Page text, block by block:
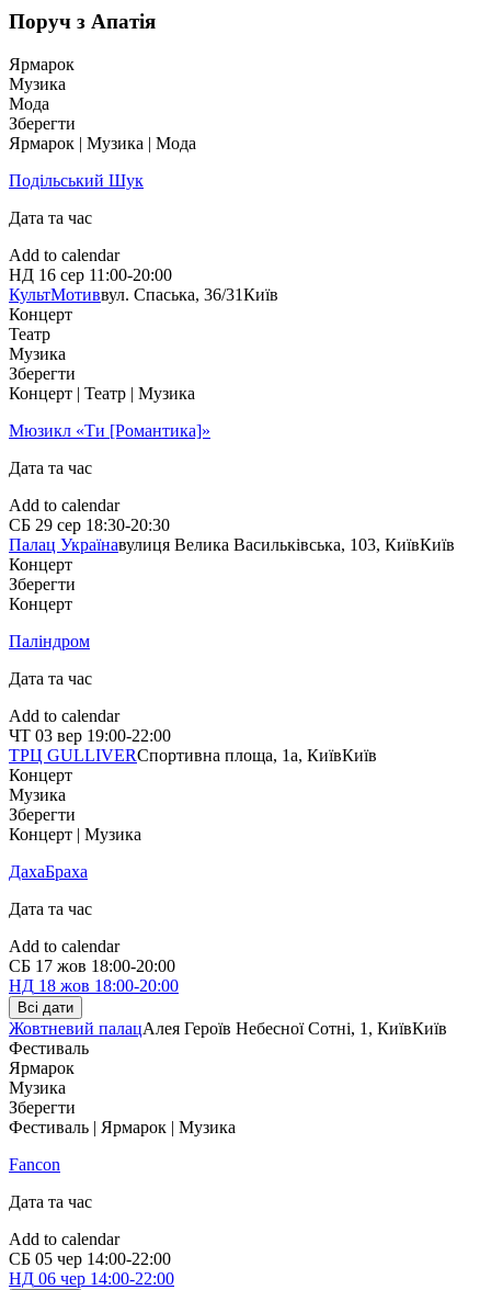
Поруч з Апатія
Ярмарок
Музика
Мода
Зберегти
Ярмарок | Музика | Мода
Подільський Шук
Дата та час
Add to calendar
НД 16 сер 11:00-20:00
КультМотиввул. Спаська, 36/31Київ
Концерт
Театр
Музика
Зберегти
Концерт | Театр | Музика
Мюзикл «Ти [Романтика]»
Дата та час
Add to calendar
СБ 29 сер 18:30-20:30
Палац Українавулиця Велика Васильківська, 103, КиївКиїв
Концерт
Зберегти
Концерт
Паліндром
Дата та час
Add to calendar
ЧТ 03 вер 19:00-22:00
ТРЦ GULLIVERСпортивна площа, 1a, КиївКиїв
Концерт
Музика
Зберегти
Концерт | Музика
ДахаБраха
Дата та час
Add to calendar
СБ 17 жов 18:00-20:00
НД 18 жов 18:00-20:00
Всі дати
Жовтневий палацАлея Героїв Небесної Сотні, 1, КиївКиїв
Фестиваль
Ярмарок
Музика
Зберегти
Фестиваль | Ярмарок | Музика
Fancon
Дата та час
Add to calendar
СБ 05 чер 14:00-22:00
НД 06 чер 14:00-22:00